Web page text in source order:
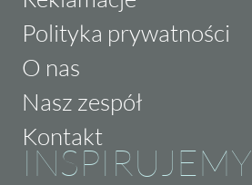
Polityka prywatności
O nas
Nasz zespół
Kontakt
INSPIRUJEMY